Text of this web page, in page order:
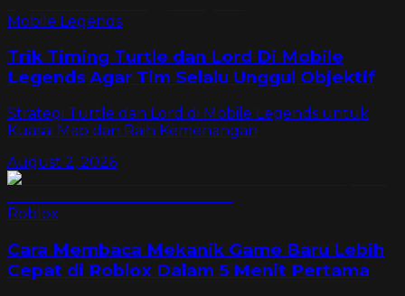
Mobile Legends
Trik Timing Turtle dan Lord Di Mobile
Legends Agar Tim Selalu Unggul Objektif
Strategi Turtle dan Lord di Mobile Legends untuk
Kuasai Map dan Raih Kemenangan
August 2, 2026
Roblox
Cara Membaca Mekanik Game Baru Lebih
Cepat di Roblox Dalam 5 Menit Pertama